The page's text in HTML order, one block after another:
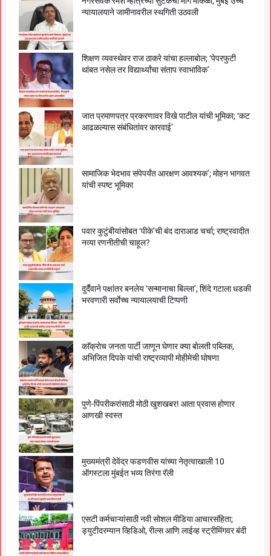
न्यायालयाने जामीनावरील स्थगिती उठवली
शिक्षण व्यवस्थेवर राज ठाकरे यांचा हल्लाबोल; ‘पेपरफुटी
थांबत नसेल तर विद्यार्थ्यांचा संताप स्वाभाविक’
जात प्रमाणपत्र प्रकरणावर विखे पाटील यांची भूमिका; ‘कट
आढळल्यास संबंधितांवर कारवाई’
सामाजिक भेदभाव संपेपर्यंत आरक्षण आवश्यक’; मोहन भागवत
यांची स्पष्ट भूमिका
पवार कुटुंबीयांसोबत ‘पीके’ची बंद दाराआड चर्चा; राष्ट्रवादीत
नव्या रणनीतीची चाहूल?
दुर्दैवाने पक्षांतर बनलेय ‘सन्मानाचा बिल्ला’, शिंदे गटाला धडकी
भरवणारी सर्वाेच्च न्यायालयाची टिप्पणी
काॅक्राेच जनता पार्टी जाणून घेणार क्या बाेलती पब्लिक,
अभिजित दिपके यांची राष्ट्रव्यापी माेहीमेची घाेषणा
पुणे-पिंपरीकरांसाठी मोठी खुशखबर! आता प्रवास होणार
आणखी स्वस्त
मुख्यमंत्री देवेंद्र फडणवीस यांच्या नेतृत्वाखाली 10
ऑगस्टला मुंबईत भव्य तिरंगा रॅली
एसटी कर्मचाऱ्यांसाठी नवी सोशल मीडिया आचारसंहिता;
ड्युटीदरम्यान व्हिडिओ, रील्स आणि लाईव्ह स्ट्रीमिंगवर बंदी